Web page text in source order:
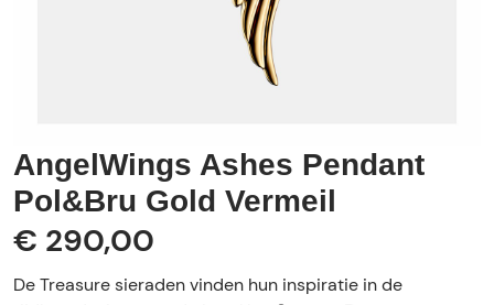
AngelWings Ashes Pendant
Pol&Bru Gold Vermeil
€ 290,00
De Treasure sieraden vinden hun inspiratie in de